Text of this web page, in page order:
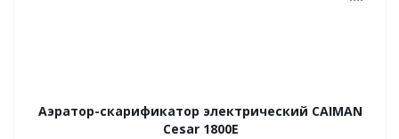
Аэратор-скарификатор электрический CAIMAN
Cesar 1800E